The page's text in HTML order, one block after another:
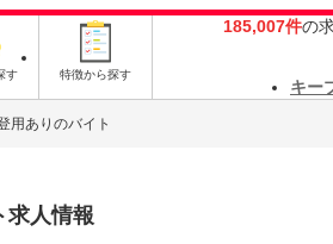
す 特徴から探す
185,007件の
キー
用ありのバイト
求人情報